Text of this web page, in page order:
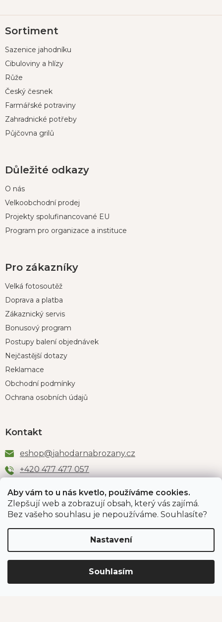
Aby vám to u nás kvetlo, používáme cookies.
Zlepšují web a zobrazují obsah, který vás zajímá.
Bez vašeho souhlasu je nepoužíváme. Souhlasíte?
Nastavení
Souhlasím
á
a
Sortiment
Sazenice jahodníku
Cibuloviny a hlízy
Růže
Český česnek
Farmářské potraviny
Zahradnické potřeby
Půjčovna grilů
Důležité odkazy
O nás
Velkoobchodní prodej
Projekty spolufinancované EU
Program pro organizace a instituce
Pro zákazníky
Velká fotosoutěž
Doprava a platba
Zákaznický servis
Bonusový program
Postupy balení objednávek
Nejčastější dotazy
Reklamace
Obchodní podmínky
Ochrana osobních údajů
Kontakt
eshop@jahodarnabrozany.cz
+420 477 477 057
Odběr newsletteru
PŘIHLÁSIT SE